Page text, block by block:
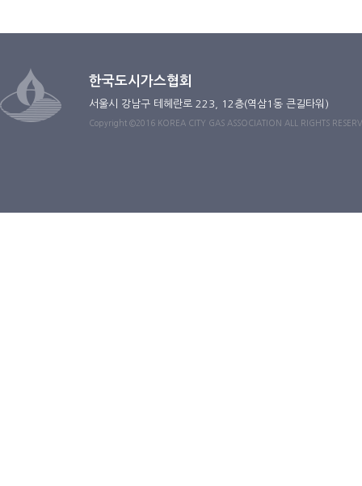
한국도시가스협회
서울시 강남구 테헤란로 223, 12층(역삼1동 큰길타워)
Copyright ©2016 KOREA CITY GAS ASSOCIATION ALL RIGHTS